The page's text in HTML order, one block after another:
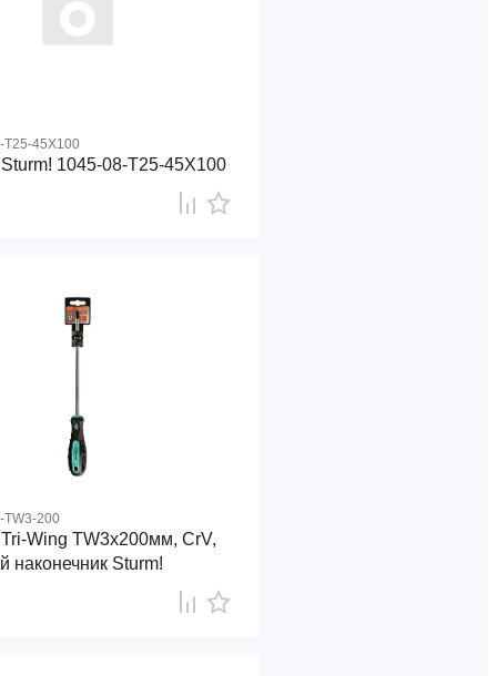
T25-45X100
1045-08-T25-45X100
TW3-200
Wing TW3x200мм, CrV,
наконечник Sturm!